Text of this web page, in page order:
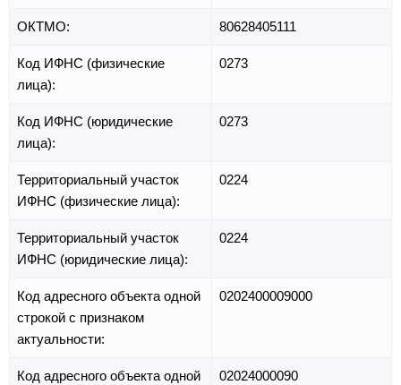
ОКТМО: 80628405111
Код ИФНС (физические
лица):
0273
Код ИФНС (юридические
лица):
0273
Территориальный участок
ИФНС (физические лица):
0224
Территориальный участок
ИФНС (юридические лица):
0224
Код адресного объекта одной
строкой с признаком
актуальности:
0202400009000
Код адресного объекта одной
02024000090